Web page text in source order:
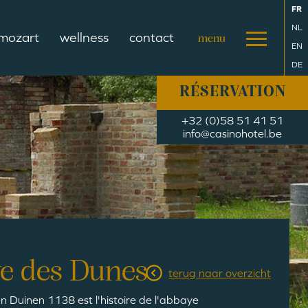
+32 (0)58 51 41 51
info@casinohotel.be
wellness contact
RÉSERVATION
des Dunes
Duinen 1138 est l'histoire de l'abbaye
terug naar overzicht
FR
NL
EN
DE